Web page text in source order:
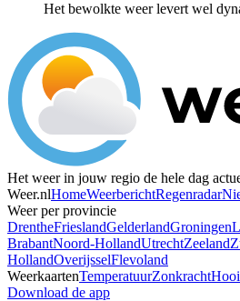
Het bewolkte weer levert wel
Het weer in jouw regio de hele dag
Weer.nlHomeWeerberichtRegenradar
Weer per provincie
DrentheFrieslandGelderlandGroningen
BrabantNoord-HollandUtrechtZeeland
HollandOverijsselFlevoland
WeerkaartenTemperatuurZonkracht
Download de app